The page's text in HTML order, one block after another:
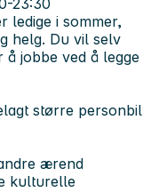
23:30
ledige i sommer,
helg. Du vil selv
å jobbe ved å legge
større personbil
ærend
kulturelle